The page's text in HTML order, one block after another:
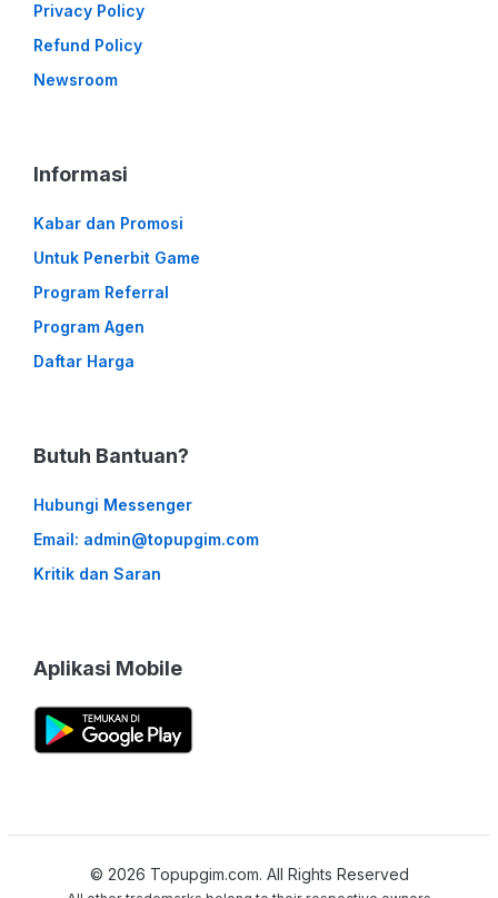
Privacy Policy
Refund Policy
Newsroom
Informasi
Kabar dan Promosi
Untuk Penerbit Game
Program Referral
Program Agen
Daftar Harga
Butuh Bantuan?
Hubungi Messenger
Email: admin@topupgim.com
Kritik dan Saran
Aplikasi Mobile
© 2026 Topupgim.com. All Rights Reserved